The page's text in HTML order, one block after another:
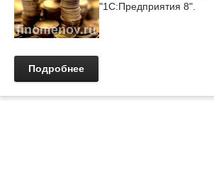
"1С:Предприятия 8".
Подробнее